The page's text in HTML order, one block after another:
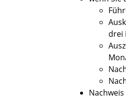
drei